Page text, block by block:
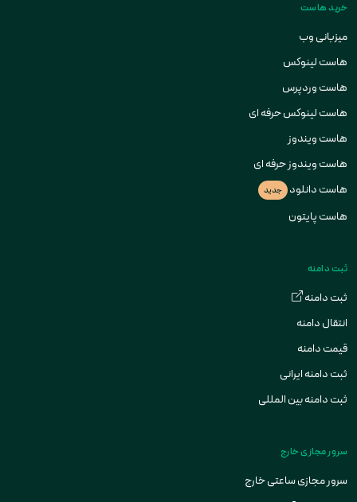
خرید هاست
میزبانی وب
هاست لینوکس
هاست وردپرس
هاست لینوکس حرفه ای
هاست ویندوز
هاست ویندوز حرفه ای
هاست دانلود
جدید
هاست پایتون
ثبت دامنه
ثبت دامنه
انتقال دامنه
قیمت دامنه
ثبت دامنه ایرانی
ثبت دامنه بین المللی
سرور مجازی خارج
سرور مجازی ساعتی خارج